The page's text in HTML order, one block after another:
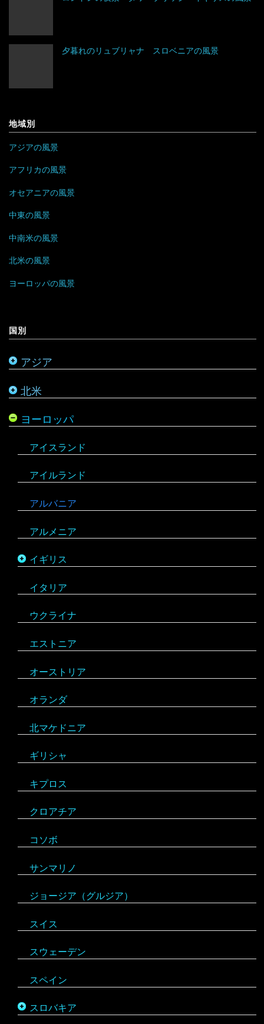
夕暮れのリュブリャナ スロベニアの風景
地域別
アジアの風景
アフリカの風景
オセアニアの風景
中東の風景
中南米の風景
北米の風景
ヨーロッパの風景
国別
アジア
パキスタン
ブータン
ベトナム
ボルネオ
マレーシア
モルディブ
北米
カナダ
メキシコ
ヨーロッパ
アイスランド
アイルランド
アルバニア
アルメニア
イギリス
イングランド
ウェールズ
スコットランド
イタリア
ウクライナ
エストニア
オーストリア
オランダ
北マケドニア
ギリシャ
キプロス
クロアチア
コソボ
サンマリノ
ジョージア（グルジア）
スイス
スウェーデン
スペイン
スロバキア
スロヴァキア